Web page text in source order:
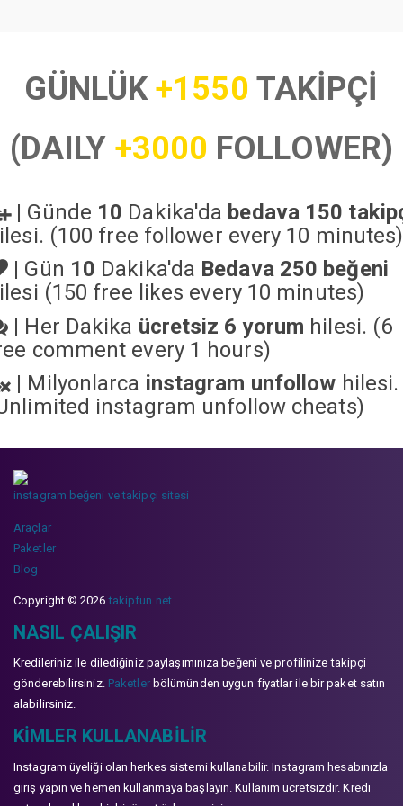
GÜNLÜK+1550 TAKİPÇİ
(DAILY +3000 FOLLOWER)
| Günde 10 Dakika'da bedava 150
(100 free follower every 10 minutes)
| Gün 10 Dakika'da Bedava 250 beğeni
(150 free likes every 10 minutes)
| Her Dakika ücretsiz 6 yorum hilesi. (6
comment every 1 hours)
| Milyonlarca instagram unfollow hilesi.
instagram unfollow cheats)
instagram beğeni ve takipçi sitesi
Araçlar
Paketler
Blog
Copyright © 2026takipfun.net
NASIL ÇALIŞIR
Kredileriniz ile dilediğiniz paylaşımınıza beğeni ve profilinize takipçi
gönderebilirsiniz. Paketlerbölümünden uygun fiyatlar ile bir paket satın
alabilirsiniz.
KIMLER KULLANABILIR
Instagram üyeliği olan herkes sistemi kullanabilir. Instagram hesabınızla
giriş yapın ve hemen kullanmaya başlayın. Kullanım ücretsizdir. Kredi